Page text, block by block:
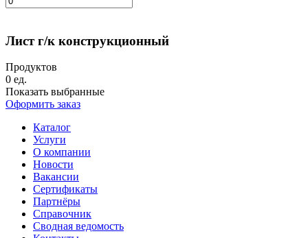
Лист г/к конструкционный
Продуктов
0 ед.
Показать выбранные
Оформить заказ
Каталог
Услуги
О компании
Новости
Вакансии
Сертификаты
Партнёры
Справочник
Сводная ведомость